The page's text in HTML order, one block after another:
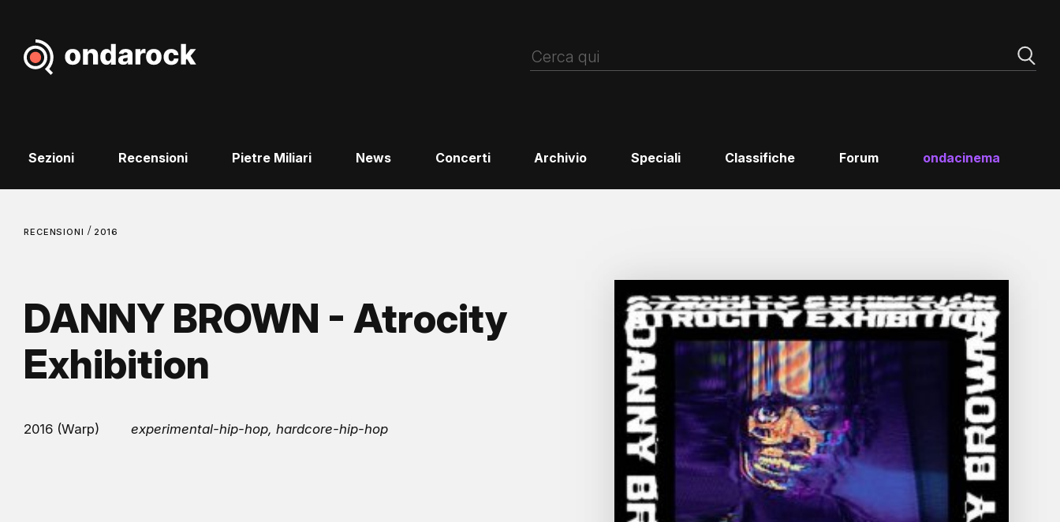
Sezioni Recensioni Pietre Miliari News Concerti Archivio Speciali Classifiche Forum ondacinema
RECENSIONI / 2016
DANNY BROWN - Atrocity
Exhibition
2016 (Warp) experimental-hip-hop, hardcore-hip-hop